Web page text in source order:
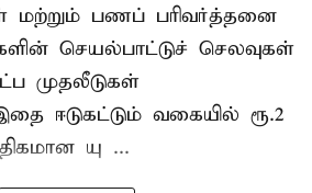
மற்றும் பணப் பரிவர்த்தனை
செயல்பாட்டுச் செலவுகள்
முதலீடுகள்
ஈடுகட்டும் வகையில் ரூ.2
யு ...